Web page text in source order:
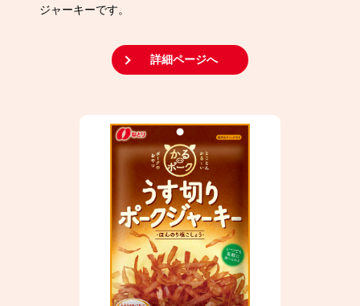
ジャーキーです。
詳細ページへ